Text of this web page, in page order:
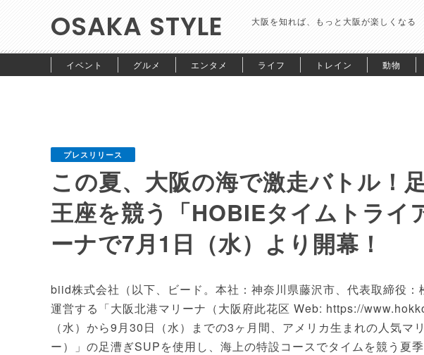
OSAKA STYLE 大阪を知れば、もっと大阪が楽しくなる
イベント グルメ エンタメ ライフ トレイン 動物
プレスリリース
この夏、大阪の海で激走バトル！
王座を競う「HOBIEタイムトライ
ーナで7月1日（水）より開幕！
biid株式会社（以下、ビード。本社：神奈川県藤沢市、代表取締役
運営する「大阪北港マリーナ（大阪府此花区 Web: https://
（水）から9月30日（水）までの3ヶ月間、アメリカ生まれの人気
ー）」の足漕ぎSUPを使用し、海上の特設コースでタイムを競う夏